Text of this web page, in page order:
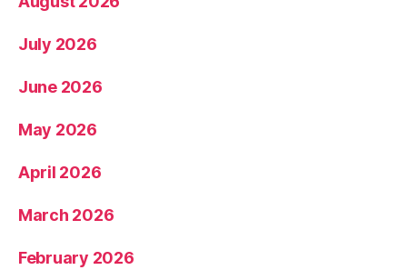
July 2026
June 2026
May 2026
April 2026
March 2026
February 2026